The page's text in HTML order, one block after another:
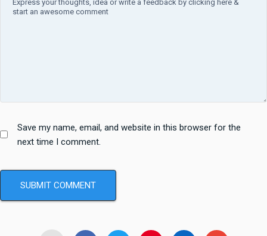
Save my name, email, and website in this browser for the
next time I comment.